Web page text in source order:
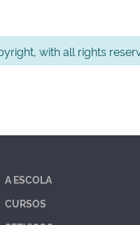
with all rights
A ESCOLA
CURSOS